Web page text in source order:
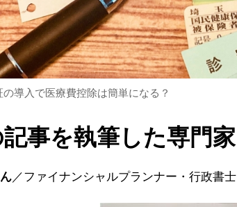
の導入で医療費控除は簡単になる？
事を執筆した専門家
／ファイナンシャルプランナー・行政書士